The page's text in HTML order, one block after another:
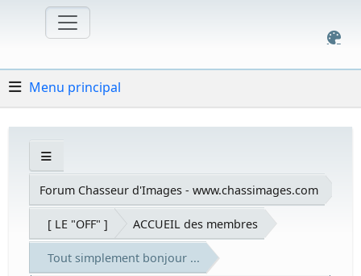
Menu principal
Forum Chasseur d'Images - www.chassimages.com
[ LE "OFF" ] ACCUEIL des membres
Tout simplement bonjour ...